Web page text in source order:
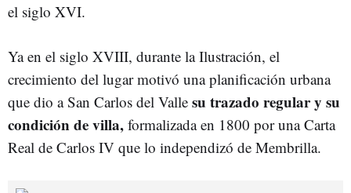
el siglo XVI.
Ya en el siglo XVIII, durante la Ilustración, el
crecimiento del lugar motivó una planificación urbana
que dio a San Carlos del Valle su trazado regular y su
condición de villa, formalizada en 1800 por una Carta
Real de Carlos IV que lo independizó de Membrilla.